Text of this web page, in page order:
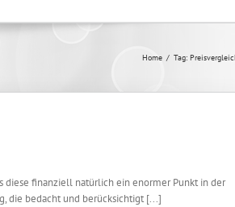
Home / Tag:
diese finanziell natürlich ein enormer Punkt in der
die bedacht und berücksichtigt [...]